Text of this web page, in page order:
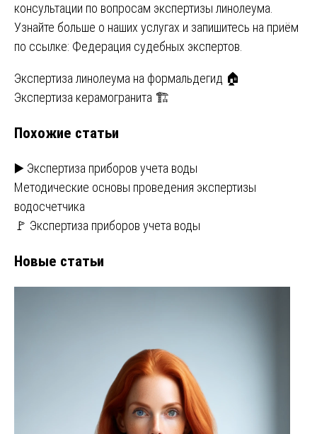
консультации по вопросам экспертизы линолеума.
Узнайте больше о наших услугах и запишитесь на приём
по ссылке: Федерация судебных экспертов.
Навигация
записям
Экспертиза линолеума на формальдегид 🏠
Экспертиза керамогранита 🏗️
Похожие статьи
▶️ Экспертиза приборов учета воды
Методические основы проведения экспертизы
водосчетчика
🚩 Экспертиза приборов учета воды
Новые статьи